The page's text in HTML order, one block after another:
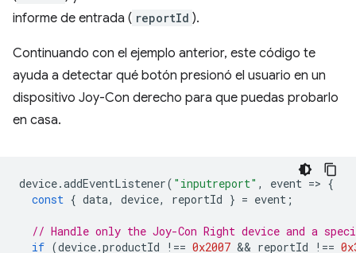
informe de entrada ( reportId ).
Continuando con el ejemplo anterior, este código te
ayuda a detectar qué botón presionó el usuario en un
dispositivo Joy-Con derecho para que puedas probarlo
en casa.
device.addEventListener( "inputreport" , event => {
const { data, device, reportId } = event ;
// Handle only the Joy-Con Right device and a
if (device.productId !== 0x2007 && reportId !==